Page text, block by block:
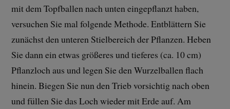
mit dem Topfballen nach unten eingepflanzt haben,
versuchen Sie mal folgende Methode. Entblättern Sie
zunächst den unteren Stielbereich der Pflanzen. Heben
Sie dann ein etwas größeres und tieferes (ca. 10 cm)
Pflanzloch aus und legen Sie den Wurzelballen flach
hinein. Biegen Sie nun den Trieb vorsichtig nach oben
und füllen Sie das Loch wieder mit Erde auf. Am